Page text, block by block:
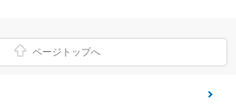
ページトップへ